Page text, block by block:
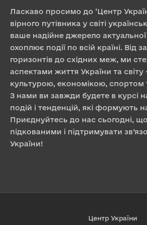
Ласкаво просимо до ‘Центр
вірного путівника у світі
ваше надійне джерело
охоплює події по всій країні. Від
горизонтів до східних меж, ми
аспектами життя України та світу
культурою, економікою, спортом
З нами ви завжди будете в курсі
подій і тенденцій, які формують
Приєднуйтесь до нас сьогодні,
підкованими і підтримувати
України!
Центр України